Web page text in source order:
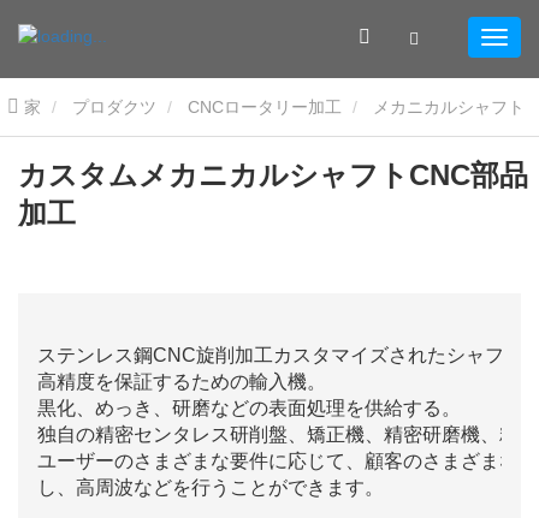
家 プロダクツ CNCロータリー加工 メカニカルシャフト
カスタムメカニカルシャフトCNC部品加工
カスタムメカニカルシャフトCNC部品
加工
ステンレス鋼CNC旋削加工カスタマイズされたシャフト;
高精度を保証するための輸入機。
黒化、めっき、研磨などの表面処理を供給する。
独自の精密センタレス研削盤、矯正機、精密研磨機、精
ユーザーのさまざまな要件に応じて、顧客のさまざまな
し、高周波などを行うことができます。